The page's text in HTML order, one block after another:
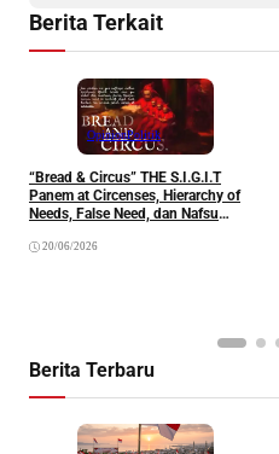
Berita Terkait
OpinionPolitik
“Bread & Circus” THE S.I.G.I.T
Panem at Circenses, Hierarchy of
Needs, False Need, dan Nafsu
20/06/2026
Berita Terbaru